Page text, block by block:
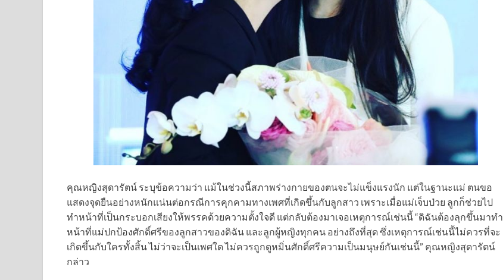
คุณหญิงสุดารัตน์ ระบุข้อความว่า แม้ในช่วงนี้สภาพร่างกายของตนจะไม่แข็งแรงนัก แต่ในฐานะแม่ ตนขอ
แสดงจุดยืนอย่างหนักแน่นต่อกรณีการคุกคามทางเพศที่เกิดขึ้นกับลูกสาว เพราะเมื่อแม่เจ็บป่วย ลูกก็ช่วยไป
ทำหน้าที่เป็นกระบอกเสียงให้พรรคด้วยความตั้งใจดี แต่กลับต้องมาเจอเหตุการณ์เช่นนี้ “ดิฉันต้องลุกขึ้นมาทำ
หน้าที่แม่ปกป้องศักดิ์ศรีของลูกสาวของดิฉัน และลูกผู้หญิงทุกคน อย่างถึงที่สุด ซึ่งเหตุการณ์เช่นนี้ไม่ควรที่จะ
เกิดขึ้นกับใครทั้งสิ้น ไม่ว่าจะเป็นเพศใด ไม่ควรถูกดูหมิ่นศักดิ์ศรีความเป็นมนุษย์กันเช่นนี้” คุณหญิงสุดารัตน์
กล่าว